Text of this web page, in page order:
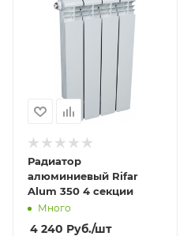
Радиатор
алюминиевый Rifar
Alum 350 4 секции
Много
4 240 Руб./шт